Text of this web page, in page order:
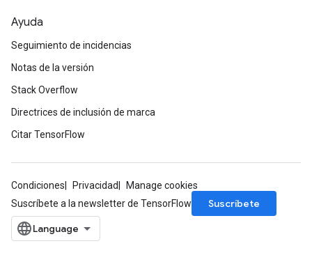
Ayuda
Seguimiento de incidencias
Notas de la versión
Stack Overflow
Directrices de inclusión de marca
Citar TensorFlow
Condiciones Privacidad
Manage cookies
Suscríbete a la newsletter de TensorFlow
Suscríbete